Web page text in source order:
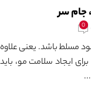
جام سر
0
مسلط باشد. یعنی علاوه
ایجاد سلامت مو، باید